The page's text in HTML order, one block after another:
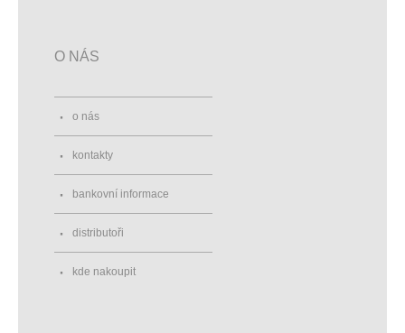
O NÁS
o nás
kontakty
bankovní informace
distributoři
kde nakoupit